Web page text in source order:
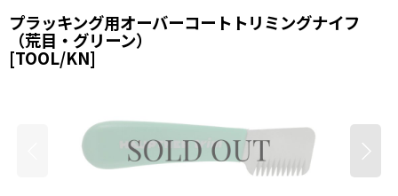
プラッキング用オーバーコートトリミングナイフ
（荒目・グリーン）
[TOOL/KN]